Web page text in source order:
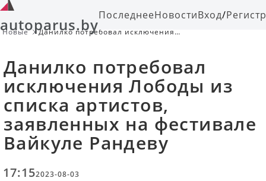
autoparus.byПоследнееНовостиВход/
Новые
Данилко потребовал исключения
Рандеву
Данилко потребовал
исключения Лободы из
списка артистов,
заявленных на фестивале
Вайкуле Рандеву
17:152023-08-03